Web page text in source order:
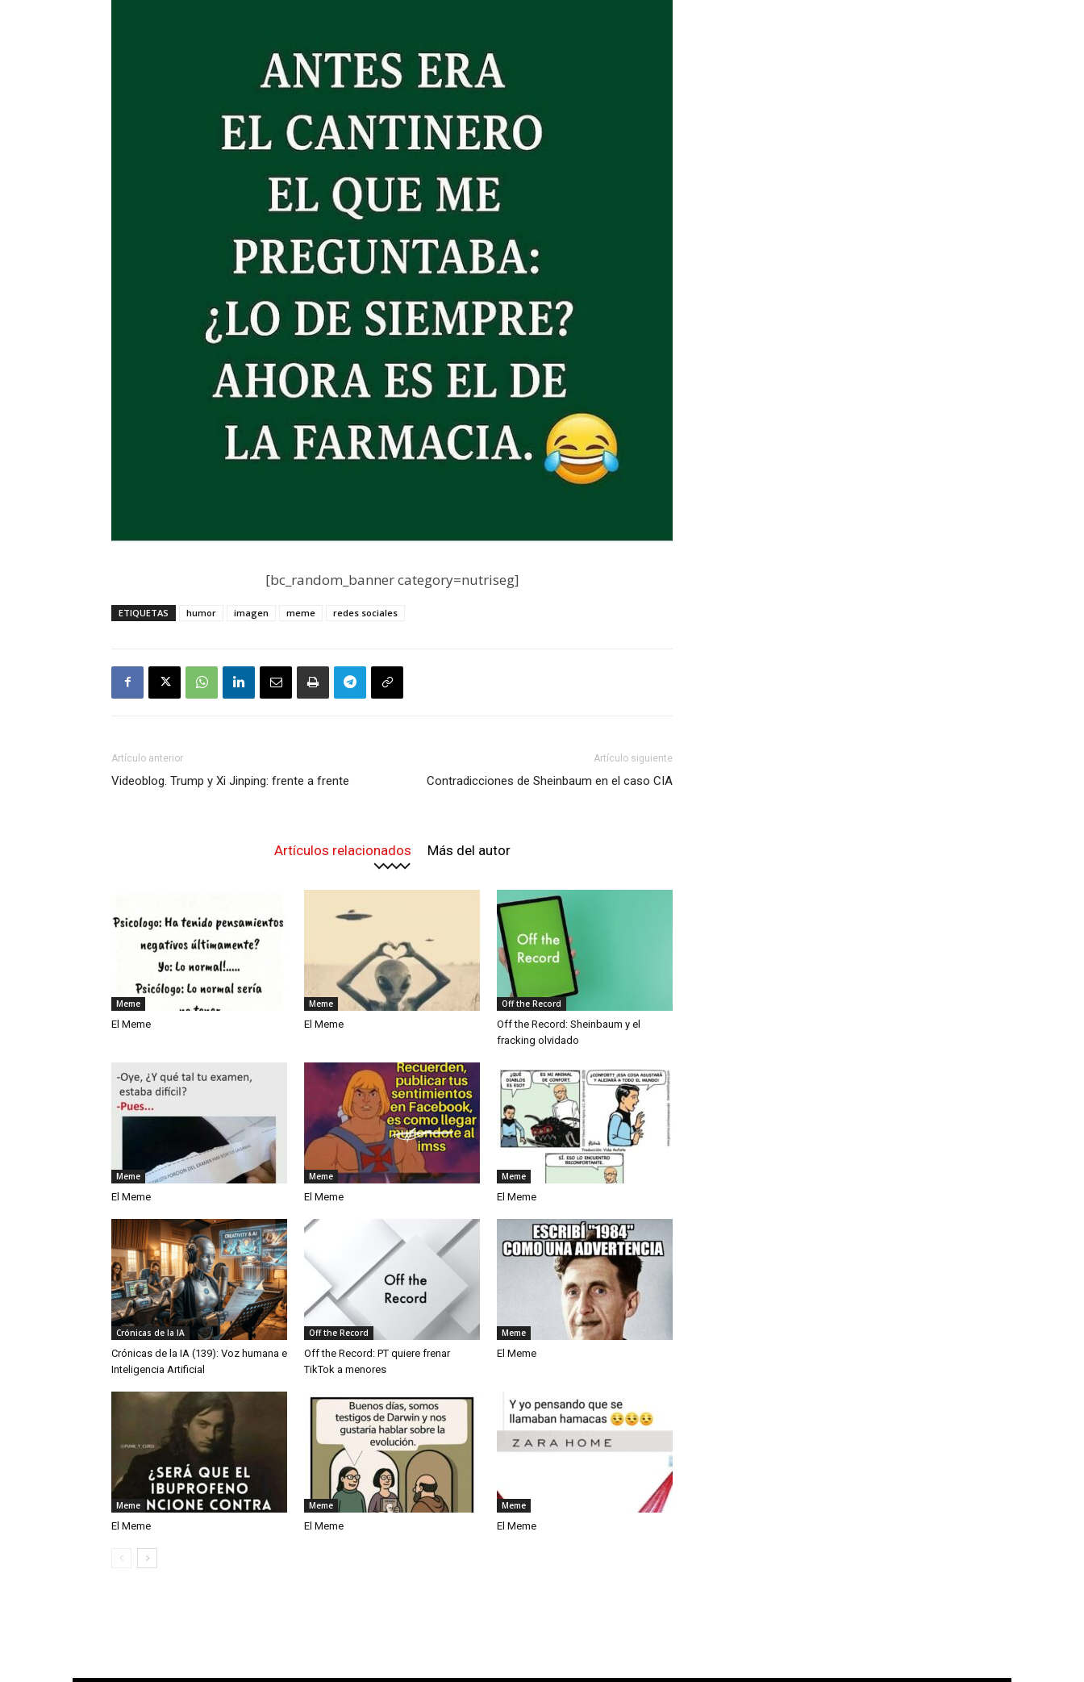
[bc_random_banner category=nutriseg]
ETIQUETAS humor imagen meme redes sociales
Artículo anterior
Videoblog. Trump y Xi Jinping: frente a frente
Artículo siguiente
Contradicciones de Sheinbaum en el caso CIA
Artículos relacionados Más del autor
Meme
El Meme
Meme
El Meme
Off the Record
Off the Record: Sheinbaum y el
fracking olvidado
Meme
El Meme
Meme
El Meme
Meme
El Meme
Crónicas de la IA
Crónicas de la IA (139): Voz humana e
Inteligencia Artificial
Off the Record
Off the Record: PT quiere frenar
TikTok a menores
Meme
El Meme
Meme
El Meme
Meme
El Meme
Meme
El Meme